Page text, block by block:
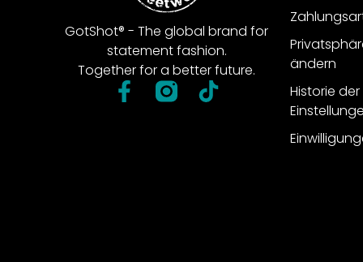
GotShot® - The global brand for
statement fashion.
Together for a better future.
ändern
Historie